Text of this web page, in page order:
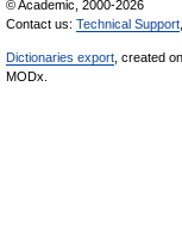
© Academic, 2000-2026
Contact us: Technical Support
Dictionaries export , created
MODx.